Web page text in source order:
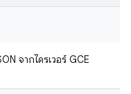
จากไดรเวอร์ GCE